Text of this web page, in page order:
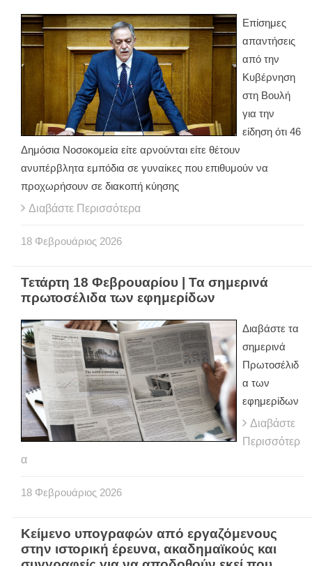
Επίσημες
απαντήσεις
από την
Κυβέρνηση
στη Βουλή
για την
είδηση ότι 46
Δημόσια Νοσοκομεία είτε αρνούνται είτε θέτουν
ανυπέρβλητα εμπόδια σε γυναίκες που επιθυμούν να
προχωρήσουν σε διακοπή κύησης
Διαβάστε Περισσότερα
18 Φεβρουάριος 2026
Τετάρτη 18 Φεβρουαρίου | Τα σημερινά
πρωτοσέλιδα των εφημερίδων
Διαβάστε τα
σημερινά
Πρωτοσέλιδ
α των
εφημερίδων
Διαβάστε
Περισσότερ
α
18 Φεβρουάριος 2026
Κείμενο υπογραφών από εργαζόμενους
στην ιστορική έρευνα, ακαδημαϊκούς και